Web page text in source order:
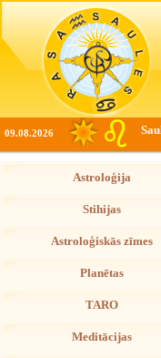
09.08.2026
Astroloģija
Stihijas
Astroloģiskās zīmes
Planētas
TARO
Meditācijas